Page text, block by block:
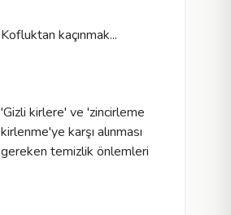
Kofluktan kaçınmak...
'Gizli kirlere' ve 'zincirleme
kirlenme'ye karşı alınması
gereken temizlik önlemleri